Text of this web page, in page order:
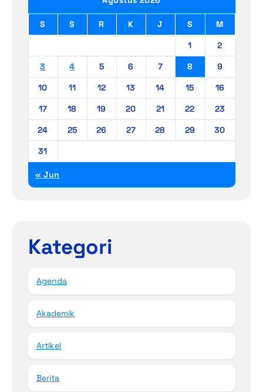
S S R K J S
M
1
2
3
4 5 6 7 8
9
10
11 12 13 14 15
16
17
18 19 20 21 22
23
24
25 26 27 28 29
30
31
« Jun
Kategori
Agenda
Akademik
Artikel
Berita